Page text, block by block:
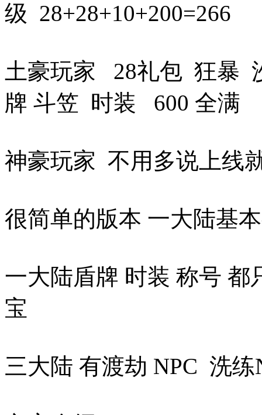
级 28+28+10+200=266
土豪玩家 28礼包 狂暴
牌 斗笠 时装 600 全满
神豪玩家 不用多说上线
很简单的版本 一大陆基
一大陆盾牌 时装 称号 都
宝
三大陆 有渡劫 NPC 洗